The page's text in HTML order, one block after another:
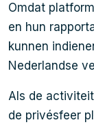
Omdat
en hun
kunnen
Nederlandse
Als de
de privésfeer